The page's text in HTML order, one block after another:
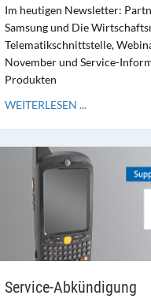
Im heutigen Newsletter:
Samsung und Die
Telematikschnittstelle,
November und Service-
Produkten
WEITERLESEN ...
Service-Abkündigung